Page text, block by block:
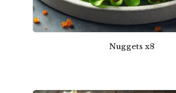
Nuggets x8